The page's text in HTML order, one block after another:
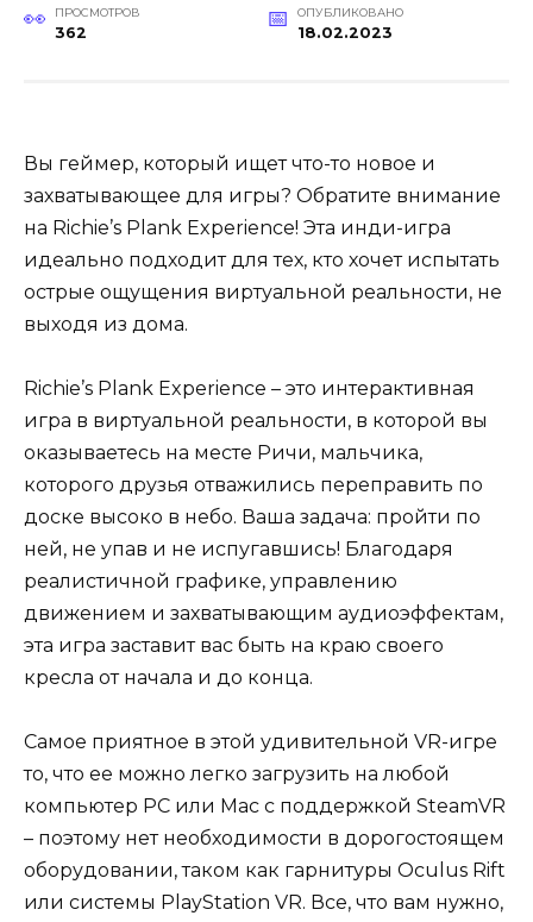
ПРОСМОТРОВ
362
ОПУБЛИКОВАНО
18.02.2023
Вы геймер, который ищет что-то новое и
захватывающее для игры? Обратите внимание
на Richie’s Plank Experience! Эта инди-игра
идеально подходит для тех, кто хочет испытать
острые ощущения виртуальной реальности, не
выходя из дома.
Richie’s Plank Experience – это интерактивная
игра в виртуальной реальности, в которой вы
оказываетесь на месте Ричи, мальчика,
которого друзья отважились переправить по
доске высоко в небо. Ваша задача: пройти по
ней, не упав и не испугавшись! Благодаря
реалистичной графике, управлению
движением и захватывающим аудиоэффектам,
эта игра заставит вас быть на краю своего
кресла от начала и до конца.
Самое приятное в этой удивительной VR-игре
то, что ее можно легко загрузить на любой
компьютер PC или Mac с поддержкой SteamVR
– поэтому нет необходимости в дорогостоящем
оборудовании, таком как гарнитуры Oculus Rift
или системы PlayStation VR. Все, что вам нужно,